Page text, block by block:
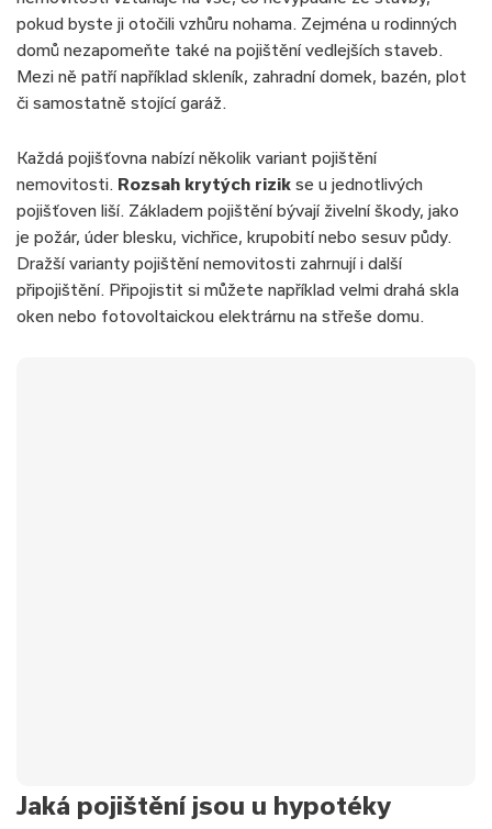
pokud byste ji otočili vzhůru nohama. Zejména u rodinných
domů nezapomeňte také na pojištění vedlejších staveb.
Mezi ně patří například skleník, zahradní domek, bazén, plot
či samostatně stojící garáž.
Každá pojišťovna nabízí několik variant pojištění
nemovitosti. Rozsah krytých rizik se u jednotlivých
pojišťoven liší. Základem pojištění bývají živelní škody, jako
je požár, úder blesku, vichřice, krupobití nebo sesuv půdy.
Dražší varianty pojištění nemovitosti zahrnují i další
připojištění. Připojistit si můžete například velmi drahá skla
oken nebo fotovoltaickou elektrárnu na střeše domu.
Jaká pojištění jsou u hypotéky